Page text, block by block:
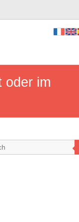
oder im